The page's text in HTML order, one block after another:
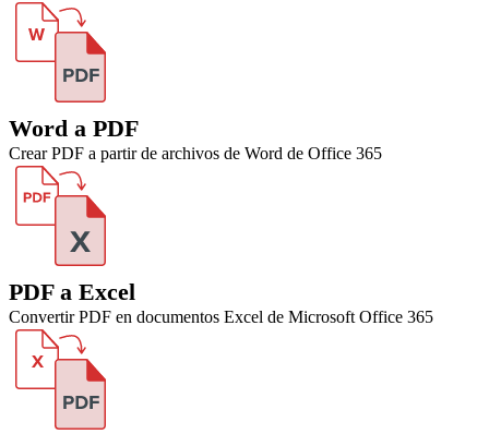
Word a PDF
Crear PDF a partir de archivos de Word de Office 365
PDF a Excel
Convertir PDF en documentos Excel de Microsoft Office 365